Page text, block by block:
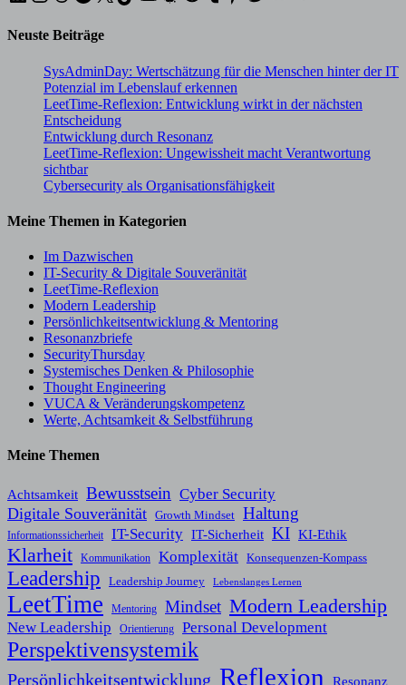
Neuste Beiträge
SysAdminDay: Wertschätzung für die Menschen hinter der IT
Potenzial im Lebenslauf erkennen
LeetTime-Reflexion: Entwicklung wirkt in der nächsten
Entscheidung
Entwicklung durch Resonanz
LeetTime-Reflexion: Ungewissheit macht Verantwortung
sichtbar
Cybersecurity als Organisationsfähigkeit
Meine Themen in Kategorien
Im Dazwischen
IT-Security & Digitale Souveränität
LeetTime-Reflexion
Modern Leadership
Persönlichkeitsentwicklung & Mentoring
Resonanzbriefe
SecurityThursday
Systemisches Denken & Philosophie
Thought Engineering
VUCA & Veränderungskompetenz
Werte, Achtsamkeit & Selbstführung
Meine Themen
Achtsamkeit Bewusstsein Cyber Security
Digitale Souveränität Growth Mindset Haltung
Informationssicherheit IT-Security IT-Sicherheit KI KI-Ethik
Klarheit Kommunikation Komplexität Konsequenzen-Kompass
Leadership Leadership Journey Lebenslanges Lernen
LeetTime Mentoring Mindset Modern Leadership
New Leadership Orientierung Personal Development
Perspektivensystemik
Persönlichkeitsentwicklung Reflexion Resonanz